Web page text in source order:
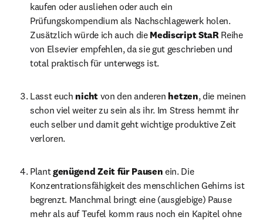
kaufen oder ausliehen oder auch ein
Prüfungskompendium als Nachschlagewerk holen.
Zusätzlich würde ich auch die Mediscript StaR Reihe
von Elsevier empfehlen, da sie gut geschrieben und
total praktisch für unterwegs ist.
Lasst euch nicht von den anderen hetzen, die meinen
schon viel weiter zu sein als ihr. Im Stress hemmt ihr
euch selber und damit geht wichtige produktive Zeit
verloren.
Plant genügend Zeit für Pausen ein. Die
Konzentrationsfähigkeit des menschlichen Gehirns ist
begrenzt. Manchmal bringt eine (ausgiebige) Pause
mehr als auf Teufel komm raus noch ein Kapitel ohne